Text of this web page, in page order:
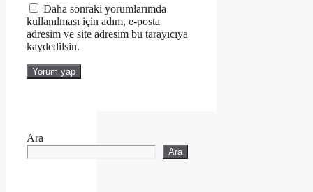
Daha sonraki yorumlarımda
kullanılması için adım, e-posta
adresim ve site adresim bu tarayıcıya
kaydedilsin.
Ara
Ara